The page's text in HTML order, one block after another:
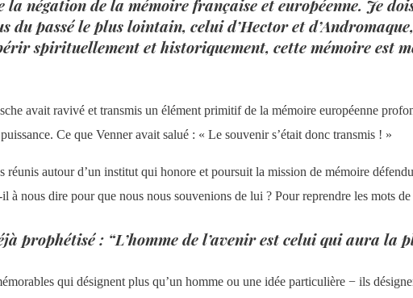
la négation de la mémoire française et européenne. Je
du passé le plus lointain, celui d’Hector et
spirituellement et historiquement, cette mémoire est
avait ravivé et transmis un élément primitif de la mémoire européenne
Ce que Venner avait salué : « Le souvenir s’était donc transmis ! »
réunis autour d’un institut qui honore et poursuit la mission de mémoire
à nous dire pour que nous nous souvenions de lui ? Pour reprendre les mots
prophétisé : “L’homme de l’avenir est celui qui aura la
qui désignent plus qu’un homme ou une idée particulière − ils